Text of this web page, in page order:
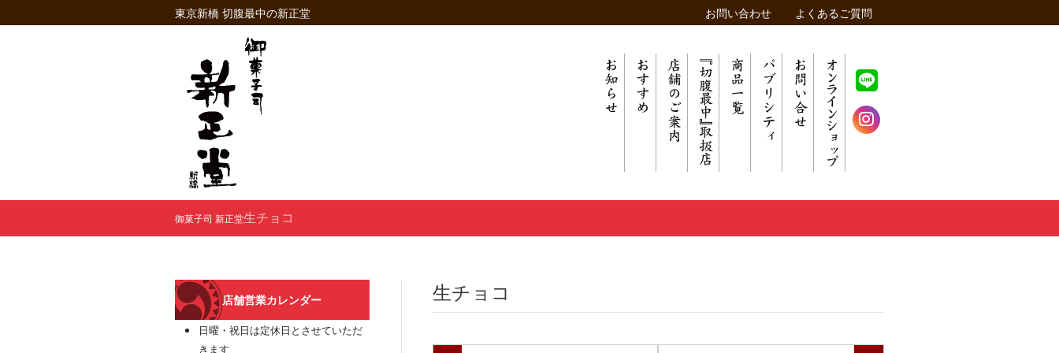
東京新橋 切腹最中の新正堂 お問い合わせ よくあるご質問
御菓子司 新正堂生チョコ
生チョコ
店舗営業カレンダー
日曜・祝日は定休日とさせていただ
きます